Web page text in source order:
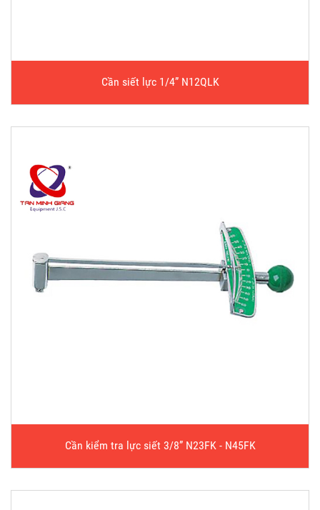
Cần siết lực 1/4” N12QLK
Cần kiểm tra lực siết 3/8” N23FK - N45FK